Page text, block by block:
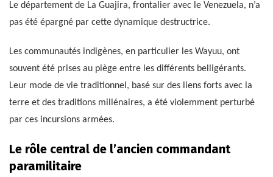
Le département de La Guajira, frontalier avec le Venezuela, n’a
pas été épargné par cette dynamique destructrice.
Les communautés indigènes, en particulier les Wayuu, ont
souvent été prises au piège entre les différents belligérants.
Leur mode de vie traditionnel, basé sur des liens forts avec la
terre et des traditions millénaires, a été violemment perturbé
par ces incursions armées.
Le rôle central de l’ancien commandant
paramilitaire